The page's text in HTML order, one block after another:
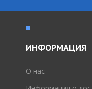
ИНФОРМАЦИЯ
O нас